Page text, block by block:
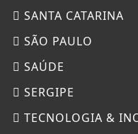
SANTA CATARINA
SÃO PAULO
SAÚDE
SERGIPE
TECNOLOGIA &